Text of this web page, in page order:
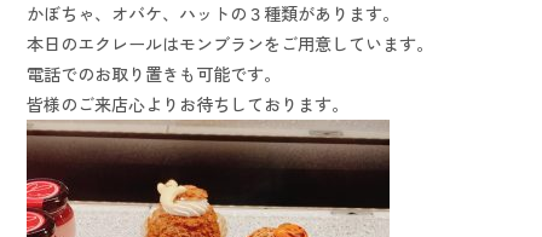
かぼちゃ、オバケ、ハットの３種類があります。
本日のエクレールはモンブランをご用意しています。
電話でのお取り置きも可能です。
皆様のご来店心よりお待ちしております。